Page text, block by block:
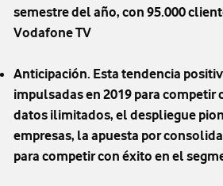
semestre del año, con 95.000
Vodafone TV
Anticipación. Esta tendencia
impulsadas en 2019 para
datos ilimitados, el despliegue
empresas, la apuesta por
para competir con éxito en el